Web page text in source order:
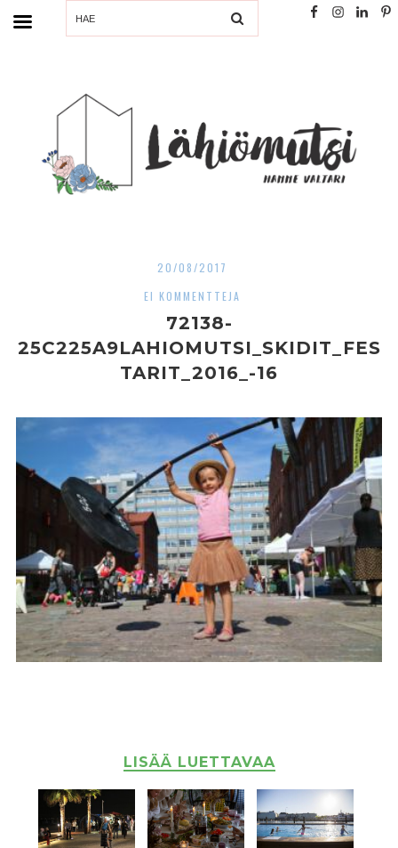
SEARCH
20/08/2017
EI KOMMENTTEJA
72138-
25C225A9LAHIOMUTSI_SKIDIT_FES
TARIT_2016_-16
LISÄÄ LUETTAVAA